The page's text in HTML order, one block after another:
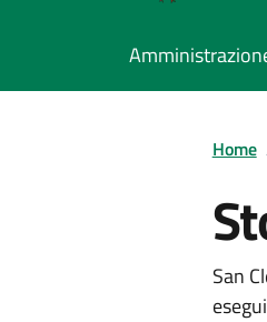
Home
San